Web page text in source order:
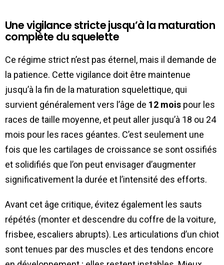
Une vigilance stricte jusqu’à la maturation
complète du squelette
Ce régime strict n’est pas éternel, mais il demande de
la patience. Cette vigilance doit être maintenue
jusqu’à la fin de la maturation squelettique, qui
survient généralement vers l’âge de 12 mois pour les
races de taille moyenne, et peut aller jusqu’à 18 ou 24
mois pour les races géantes. C’est seulement une
fois que les cartilages de croissance se sont ossifiés
et solidifiés que l’on peut envisager d’augmenter
significativement la durée et l’intensité des efforts.
Avant cet âge critique, évitez également les sauts
répétés (monter et descendre du coffre de la voiture,
frisbee, escaliers abrupts). Les articulations d’un chiot
sont tenues par des muscles et des tendons encore